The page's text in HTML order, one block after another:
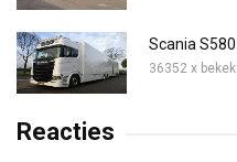
Scania
36352 x
Reacties